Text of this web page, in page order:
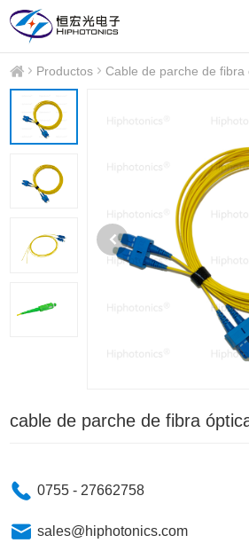
Productos Cable de parche de fibra
cable de parche de fibra
0755 - 27662758
sales@hiphotonics.com